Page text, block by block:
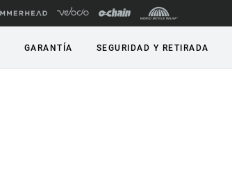
GARANTÍA SEGURIDAD Y RETIRADA